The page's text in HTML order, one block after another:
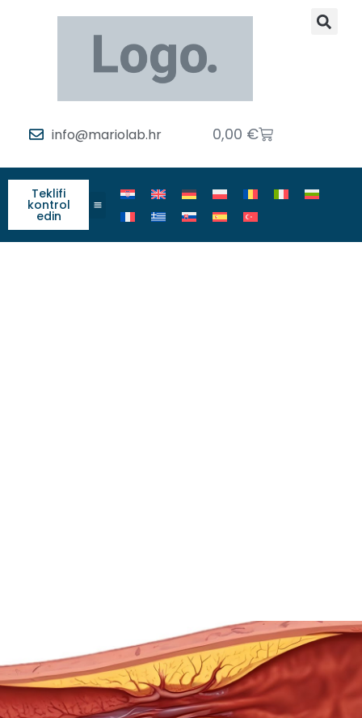
info@mariolab.hr 0,00 €
Teklifi
kontrol
edin